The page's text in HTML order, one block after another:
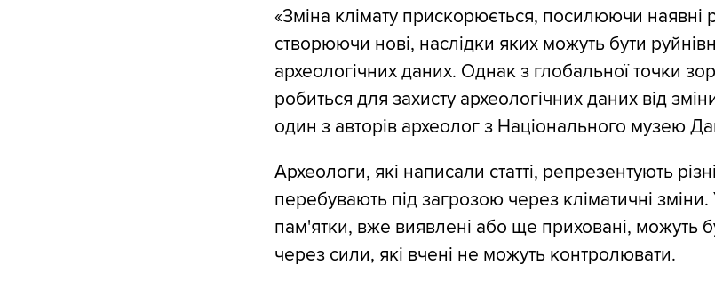
«Зміна клімату прискорюється, посилюючи наявні
створюючи нові, наслідки яких можуть бути
археологічних даних. Однак з глобальної точки
робиться для захисту археологічних даних від
один з авторів археолог з Національного музею
Археологи, які написали статті, репрезентують різні
перебувають під загрозою через кліматичні зміни.
пам'ятки, вже виявлені або ще приховані, можуть
через сили, які вчені не можуть контролювати.